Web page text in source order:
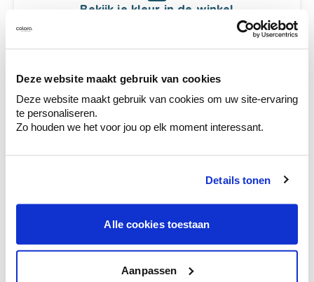
Deze website maakt gebruik van cookies
Deze website maakt gebruik van cookies om uw site-ervaring
te personaliseren.
Zo houden we het voor jou op elk moment interessant.
Details tonen
Alle cookies toestaan
Aanpassen
Bekijk je kleur in de winkel
Ontdek er kleurechte stalen van je
te verfijnen.
Krijg persoonlijk advies om kleuren te
combineren.
Krijg kleuradvies op basis van de lichtinval
en je meubels.